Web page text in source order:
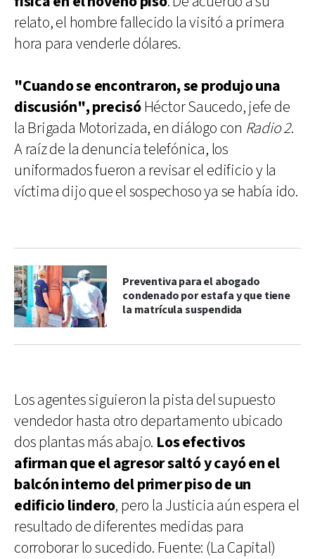
relato, el hombre fallecido la visitó a primera
hora para venderle dólares.
"Cuando se encontraron, se produjo una
discusión", precisóHéctor Saucedo, jefe de
la Brigada Motorizada, en diálogo con Radio 2.
A raíz de la denuncia telefónica, los
uniformados fueron a revisar el edificio y la
víctima dijo que el sospechoso ya se había ido.
Preventiva para el abogado
condenado por estafa y que tiene
la matrícula suspendida
Los agentes siguieron la pista del supuesto
vendedor hasta otro departamento ubicado
dos plantas más abajo. Los efectivos
afirman que el agresor saltó y cayó en el
balcón interno del primer piso de un
edificio lindero, pero la Justicia aún espera el
resultado de diferentes medidas para
corroborar lo sucedido. Fuente: (La Capital)